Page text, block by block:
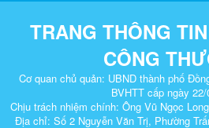
TRANG THÔNG
CÔNG
Cơ quan chủ quản: UBND thành phố
BVHTT cấp ngày
Chịu trách nhiệm chính: Ông Vũ Ngọc
Địa chỉ: Số 2 Nguyễn Văn Trị, Phường